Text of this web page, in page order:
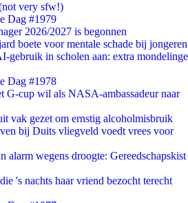
very sfw!)
Dag #1979
2026/2027 is begonnen
boete voor mentale schade bij jongeren
gebruik in scholen aan: extra mondelinge
Dag #1978
G-cup wil als NASA-ambassadeur naar
vak gezet om ernstig alcoholmisbruik
bij Duits vliegveld voedt vrees voor
alarm wegens droogte: Gereedschapskist
's nachts haar vriend bezocht terecht